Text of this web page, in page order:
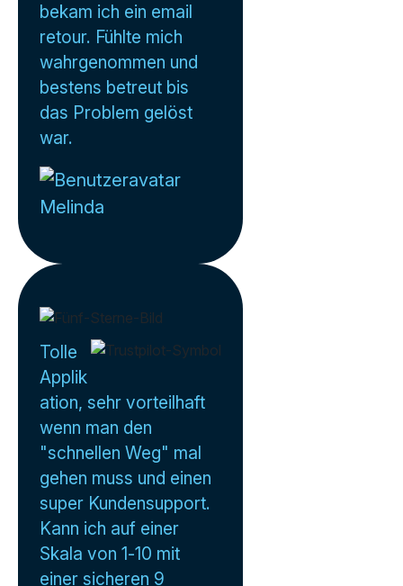
bekam ich ein email
retour. Fühlte mich
wahrgenommen und
bestens betreut bis
das Problem gelöst
war.
Melinda
Tolle
Applik
ation, sehr vorteilhaft
wenn man den
"schnellen Weg" mal
gehen muss und einen
super Kundensupport.
Kann ich auf einer
Skala von 1-10 mit
einer sicheren 9